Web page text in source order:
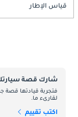
قياس الإطار
شارك قصة
فتجربة قيادتها قصة
لقارىء ما.
اكتب تقييم